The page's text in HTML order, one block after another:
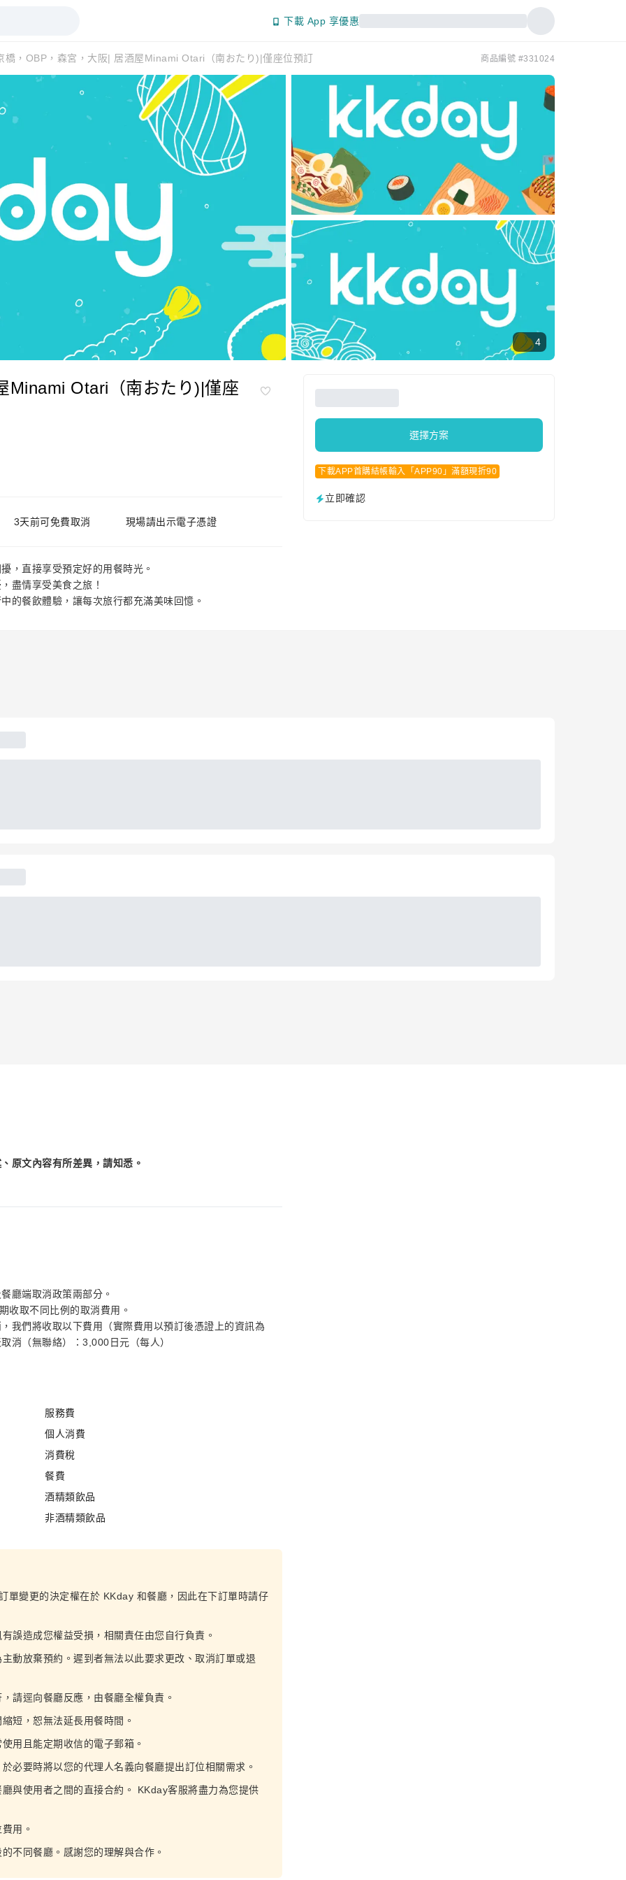
下載 App 享優惠
橋，OBP，森宮，大阪| 居酒屋Minami Otari（南おたり)|僅座位預訂 商品編號 #331024
4
Minami Otari（南おたり)|僅座
3天前可免費取消 現場請出示電子憑證
，直接享受預定好的用餐時光。
盡情享受美食之旅！
的餐飲體驗，讓每次旅行都充滿美味回憶。
選擇方案
下載APP首購結帳輸入「APP90」滿額現折90
立即確認
原文內容有所差異，請知悉。
廳端取消政策兩部分。
收取不同比例的取消費用。
我們將收取以下費用（實際費用以預訂後憑證上的資訊為
消（無聯絡）：3,000日元（每人）
服務費
個人消費
消費稅
餐費
酒精類飲品
非酒精類飲品
單變更的決定權在於 KKday 和餐廳，因此在下訂單時請仔
誤造成您權益受損，相關責任由您自行負責。
動放棄預約。遲到者無法以此要求更改、取消訂單或退
請逕向餐廳反應，由餐廳全權負責。
短，恕無法延長用餐時間。
用且能定期收信的電子郵箱。
必要時將以您的代理人名義向餐廳提出訂位相關需求。
與使用者之間的直接合約。 KKday客服將盡力為您提供
用。
不同餐廳。感謝您的理解與合作。